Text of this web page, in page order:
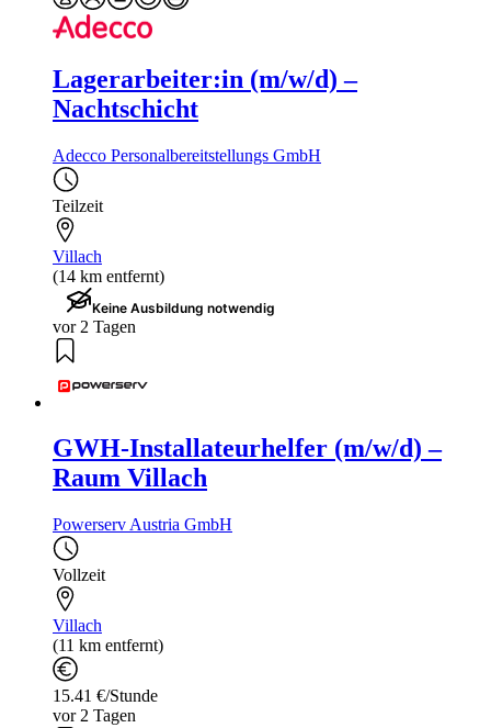
Lagerarbeiter:in (m/w/d) –
Nachtschicht
Adecco Personalbereitstellungs GmbH
Teilzeit
Villach
(14 km entfernt)
Keine Ausbildung notwendig
vor 2 Tagen
GWH-Installateurhelfer (m/w/d) –
Raum Villach
Powerserv Austria GmbH
Vollzeit
Villach
(11 km entfernt)
15.41 €/Stunde
vor 2 Tagen